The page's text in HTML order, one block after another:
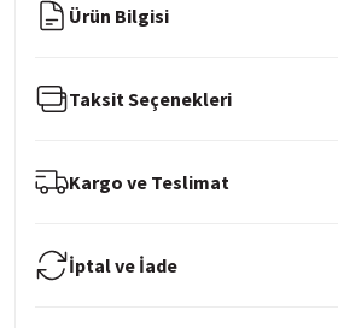
Ürün Bilgisi
Taksit Seçenekleri
Kargo ve Teslimat
İptal ve İade